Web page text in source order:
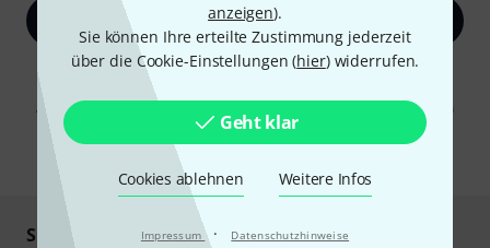
anzeigen).
Sie können Ihre erteilte Zustimmung jederzeit
über die Cookie-Einstellungen (hier) widerrufen.
Geht klar
Cookies ablehnen Weitere Infos
Impressum · Datenschutzhinweise
Jetzt anmelden
Mit Klick auf „Jetzt anmelden“ stimmen Sie dem Erhalt von E-Mail-
Werbung und einer Messung des E-Mail-Nutzungsverhaltens zu. Die
Abmeldung ist jederzeit möglich. Weitere Informationen finden Sie in
unserenDatenschutzhinweisen
Sicher einkaufen & bezahlen